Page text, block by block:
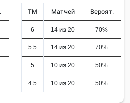
ТМ Матчей Вероят.
6 14 из 20 70%
5.5 14 из 20 70%
5 10 из 20 50%
4.5 10 из 20 50%